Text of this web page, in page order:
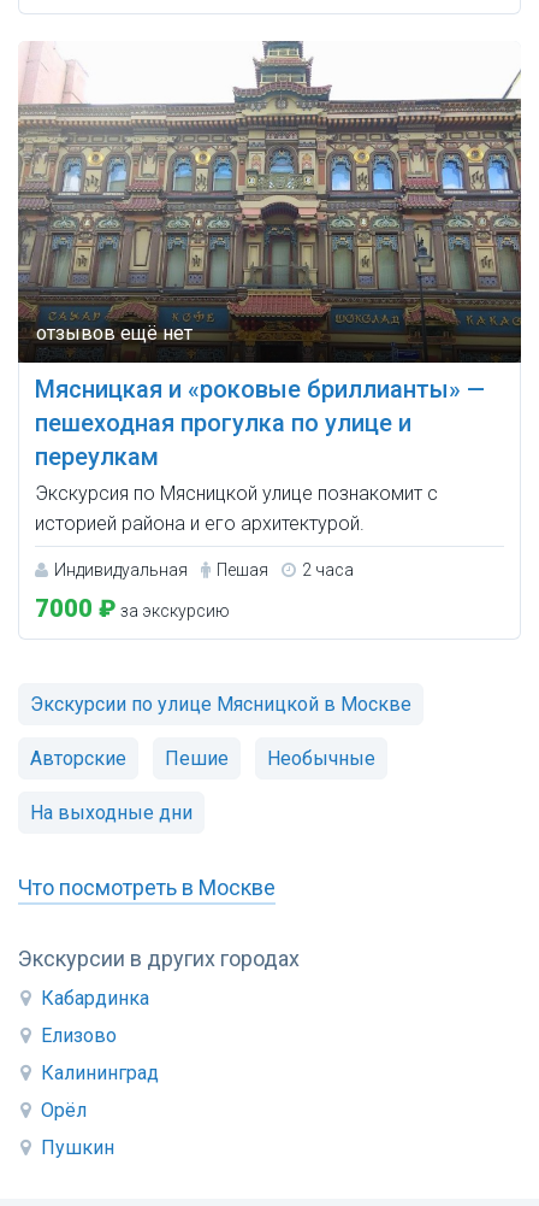
Экскурсии в других городах
Кабардинка
Елизово
Калининград
Орёл
Пушкин
Мясницкая и «роковые бриллианты» —
пешеходная прогулка по улице и
переулкам
Экскурсия по Мясницкой улице познакомит с
историей района и его архитектурой.
Индивидуальная Пешая 2 часа
7000 ₽ за экскурсию
Экскурсии по улице Мясницкой в Москве
Авторские Пешие Необычные
На выходные дни
Что посмотреть в Москве